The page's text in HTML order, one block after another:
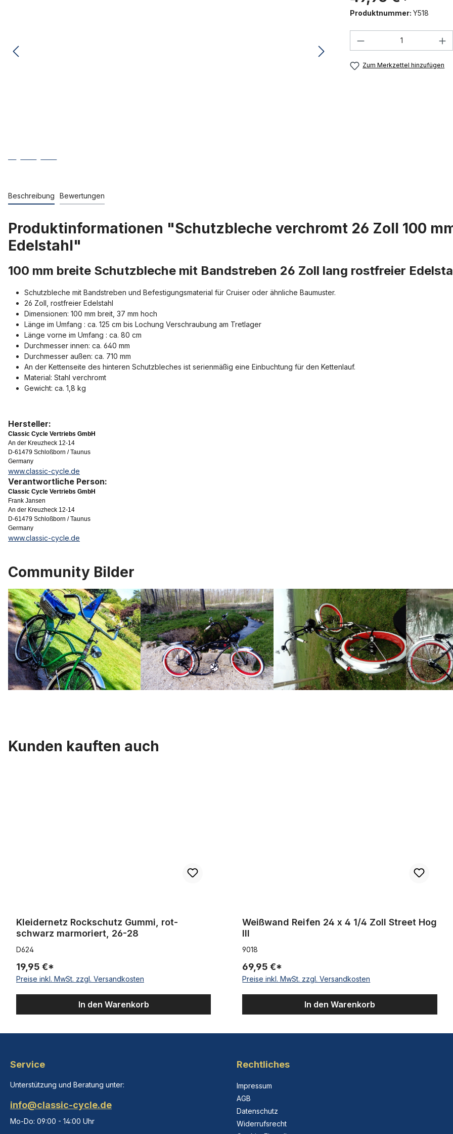
Produktnummer: Y518
Produkt Anzahl:
Zum Merkzettel hinzufügen
Beschreibung Bewertungen
Produktinformationen "Schutzbleche verchromt 26 Zoll 100
Edelstahl"
100 mm breite Schutzbleche mit Bandstreben 26 Zoll lang rostfreier
Schutzbleche mit Bandstreben und Befestigungsmaterial für Cruiser oder ähnliche Baumuster.
26 Zoll, rostfreier Edelstahl
Dimensionen: 100 mm breit, 37 mm hoch
Länge im Umfang : ca. 125 cm bis Lochung Verschraubung am Tretlager
Länge vorne im Umfang : ca. 80 cm
Durchmesser innen: ca. 640 mm
Durchmesser außen: ca. 710 mm
An der Kettenseite des hinteren Schutzbleches ist serienmäßig eine Einbuchtung für den Kettenlauf.
Material: Stahl verchromt
Gewicht: ca. 1,8 kg
Hersteller:
Classic Cycle Vertriebs GmbH
An der Kreuzheck 12-14
D-61479 Schloßborn / Taunus
Germany
www.classic-cycle.de
Verantwortliche Person:
Classic Cycle Vertriebs GmbH
Frank Jansen
An der Kreuzheck 12-14
D-61479 Schloßborn / Taunus
Germany
www.classic-cycle.de
Community Bilder
Kunden kauften auch
Kleidernetz Rockschutz Gummi, rot-
schwarz marmoriert, 26-28
D624
19,95 €*
Preise inkl. MwSt. zzgl. Versandkosten
In den Warenkorb
Weißwand Reifen 24 x 4 1/4 Zoll Street Hog
III
9018
69,95 €*
Preise inkl. MwSt. zzgl. Versandkosten
In den Warenkorb
Service
Unterstützung und Beratung unter:
info@classic-cycle.de
Mo-Do: 09:00 - 14:00 Uhr
Rechtliches
Impressum
AGB
Datenschutz
Widerrufsrecht